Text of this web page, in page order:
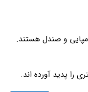
و صندل هستند.
را پدید آورده اند.